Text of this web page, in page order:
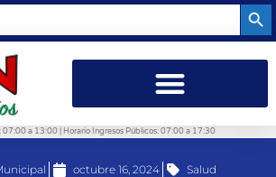
07:00 a 13:00 | Horario Ingresos Públicos: 07:00 a 17:30
octubre 16, 2024 Salud